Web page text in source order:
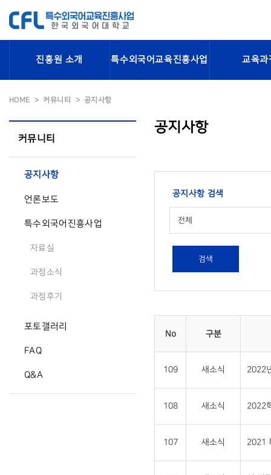
진흥원 소개 특수외국어교육진흥사업 교육과
HOME 커뮤니티 공지사항
커뮤니티
공지사항
언론보도
특수외국어진흥사업
자료실
과정소식
과정후기
포토갤러리
FAQ
Q&A
공지사항
공지사항 검색
전체
검색
No 구분
109 새소식 2022
108 새소식 2022
107 새소식 2021